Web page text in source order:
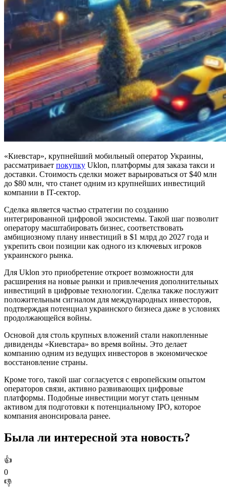
«Киевстар», крупнейший мобильный оператор Украины,
рассматривает покупку Uklon, платформы для заказа такси и
доставки. Стоимость сделки может варьироваться от $40 млн
до $80 млн, что станет одним из крупнейших инвестиций
компании в IT-сектор.
Сделка является частью стратегии по созданию
интегрированной цифровой экосистемы. Такой шаг позволит
оператору масштабировать бизнес, соответствовать
амбициозному плану инвестиций в $1 млрд до 2027 года и
укрепить свои позиции как одного из ключевых игроков
украинского рынка.
Для Uklon это приобретение откроет возможности для
расширения на новые рынки и привлечения дополнительных
инвестиций в цифровые технологии. Сделка также послужит
положительным сигналом для международных инвесторов,
подтверждая потенциал украинского бизнеса даже в условиях
продолжающейся войны.
Основой для столь крупных вложений стали накопленные
дивиденды «Киевстара» во время войны. Это делает
компанию одним из ведущих инвесторов в экономическое
восстановление страны.
Кроме того, такой шаг согласуется с европейским опытом
операторов связи, активно развивающих цифровые
платформы. Подобные инвестиции могут стать ценным
активом для подготовки к потенциальному IPO, которое
компания анонсировала ранее.
Была ли интересной эта новость?
👍
0
👎